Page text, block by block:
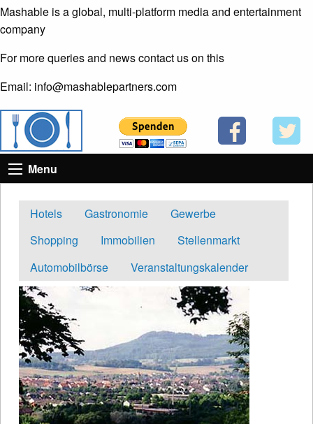
Mashable is a global, multi-platform media and entertainment
company
For more queries and news contact us on this
Email: info@mashablepartners.com
Menu
Hotels Gastronomie
Gewerbe
Shopping
Immobilien
Stellenmarkt
Automobilbörse
Veranstaltungskalender